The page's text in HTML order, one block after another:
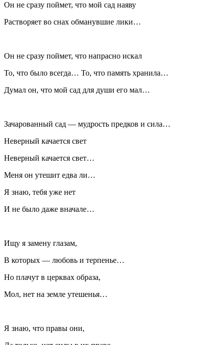
Он не сразу поймет, что мой сад наяву
Растворяет во снах обманувшие лики…
Он не сразу поймет, что напрасно искал
То, что было всегда… То, что память хранила…
Думал он, что мой сад для души его мал…
Зачарованный сад — мудрость предков и сила…
Неверный качается свет
Неверный качается свет…
Меня он утешит едва ли…
Я знаю, тебя уже нет
И не было даже вначале…
Ищу я замену глазам,
В которых — любовь и терпенье…
Но плачут в церквах образа,
Мол, нет на земле утешенья…
Я знаю, что правы они,